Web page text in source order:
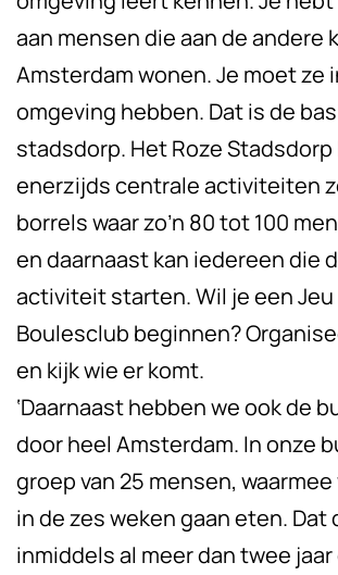
aan mensen die aan de andere
Amsterdam wonen. Je moet ze
omgeving hebben. Dat is de
stadsdorp. Het Roze
enerzijds centrale activiteiten
borrels waar zo’n 80 tot 100
en daarnaast kan iedereen die
activiteit starten. Wil je een Jeu
Boulesclub beginnen?
en kijk wie er komt.
‘Daarnaast hebben we ook de
door heel Amsterdam. In onze
groep van 25 mensen,
in de zes weken gaan eten. Dat
inmiddels al meer dan twee